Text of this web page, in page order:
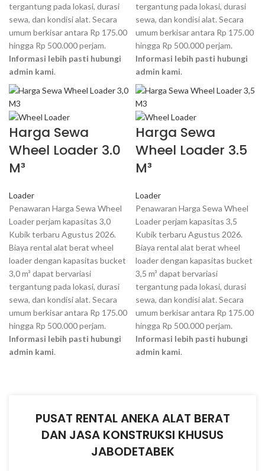
tergantung pada lokasi, durasi
sewa, dan kondisi alat. Secara
umum berkisar antara Rp 175.00
hingga Rp 500.000 perjam.
Informasi lebih pasti hubungi
admin kami.
tergantung pada lokasi, durasi
sewa, dan kondisi alat. Secara
umum berkisar antara Rp 175.00
hingga Rp 500.000 perjam.
Informasi lebih pasti hubungi
admin kami.
Harga Sewa
Wheel Loader 3.0
M³
Loader
Penawaran Harga Sewa Wheel
Loader perjam kapasitas 3,0
Kubik terbaru Agustus 2026.
Biaya rental alat berat wheel
loader dengan kapasitas bucket
3,0 m³ dapat bervariasi
tergantung pada lokasi, durasi
sewa, dan kondisi alat. Secara
umum berkisar antara Rp 175.00
hingga Rp 500.000 perjam.
Informasi lebih pasti hubungi
admin kami.
Harga Sewa
Wheel Loader 3.5
M³
Loader
Penawaran Harga Sewa Wheel
Loader perjam kapasitas 3,5
Kubik terbaru Agustus 2026.
Biaya rental alat berat wheel
loader dengan kapasitas bucket
3,5 m³ dapat bervariasi
tergantung pada lokasi, durasi
sewa, dan kondisi alat. Secara
umum berkisar antara Rp 175.00
hingga Rp 500.000 perjam.
Informasi lebih pasti hubungi
admin kami.
PUSAT RENTAL ANEKA ALAT BERAT
DAN JASA KONSTRUKSI KHUSUS
JABODETABEK